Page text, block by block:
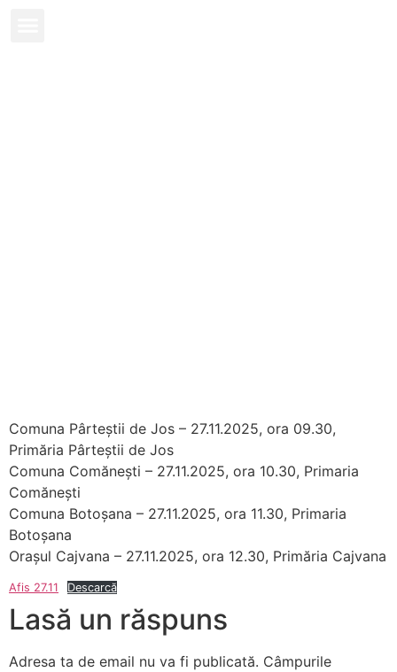
Comuna Pârteștii de Jos – 27.11.2025, ora 09.30,
Primăria Pârteștii de Jos
Comuna Comănești – 27.11.2025, ora 10.30, Primaria
Comănești
Comuna Botoșana – 27.11.2025, ora 11.30, Primaria
Botoșana
Orașul Cajvana – 27.11.2025, ora 12.30, Primăria Cajvana
Afis 27.11 Descarcă
Lasă un răspuns
Adresa ta de email nu va fi publicată. Câmpurile